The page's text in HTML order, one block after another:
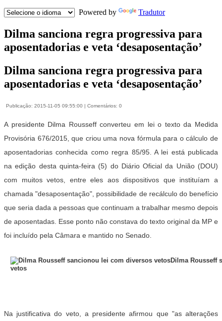
Powered by
Tradutor
Dilma sanciona regra progressiva para
aposentadorias e veta ‘desaposentação’
Dilma sanciona regra progressiva para
aposentadorias e veta ‘desaposentação’
Publicação: 2015-11-05 09:55:00 | Comentários: 0
A presidente Dilma Rousseff converteu em lei o texto da Medida
Provisória 676/2015, que criou uma nova fórmula para o cálculo de
aposentadorias conhecida como regra 85/95. A lei está publicada
na edição desta quinta-feira (5) do Diário Oficial da União (DOU)
com muitos vetos, entre eles aos dispositivos que instituíam a
chamada "desaposentação", possibilidade de recálculo do benefício
que seria dada a pessoas que continuam a trabalhar mesmo depois
de aposentadas. Esse ponto não constava do texto original da MP e
foi incluído pela Câmara e mantido no Senado.
Dilma Rousseff
vetos
Na justificativa do veto, a presidente afirmou que "as alterações